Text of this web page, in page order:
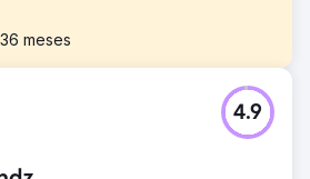
36 meses
a receita, mas com a
da Cineplex, cada produto
4.9